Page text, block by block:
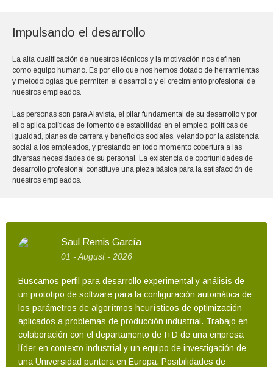
Impulsando el desarrollo
La alta cualificación de nuestros técnicos y la motivación nos definen
como equipo humano. Es por ello que nos hemos dotado de herramientas
y metodologías que permiten el desarrollo y el crecimiento profesional de
nuestros empleados.
Las personas son para Alavista, el pilar fundamental de su desarrollo y por
ello aplica políticas de fomento de estabilidad en el empleo, políticas de
igualdad, planes de carrera y beneficios sociales, velando por la asistencia
social a los empleados, y prestando en todo momento cobertura a las
diversas necesidades de su personal. La existencia de oportunidades de
desarrollo profesional constituye una pieza básica para la satisfacción de
nuestros empleados.
Saul Remis García
01 - August - 2026
Buscamos perfil para desarrollo experimental y análisis de
un prototipo de software para la configuración automática de
los parámetros de algorítmos heurísticos de optimización
aplicados a problemas de producción industrial. Trabajo en
colaboración con el departamento de I+D de una empresa
líder en contexto industrial y un equipo de investigación de
una Universidad puntera en Europa. Posibilidades de